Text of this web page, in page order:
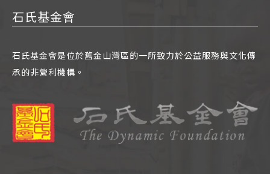
石氏基金會
石氏基金會是位於舊金山灣區的一所致力於公益服務與文化傳
承的非營利機構。